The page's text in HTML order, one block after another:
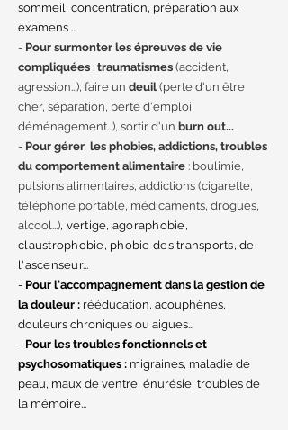
sommeil, concentration, préparation aux
examens ...
- Pour surmonter les épreuves de vie
compliquées : traumatismes (accident,
agression...), faire un deuil (perte d'un être
cher, séparation, perte d'emploi,
déménagement...), sortir d'un burn out...
- Pour gérer les phobies, addictions, troubles
du comportement alimentaire : boulimie,
pulsions alimentaires, addictions (cigarette,
téléphone portable, médicaments, drogues,
alcool...)​, vertige, agoraphobie,
claustrophobie, phobie des transports, de
l'ascenseur...
- Pour l'accompagnement dans la gestion de
la douleur : rééducation, acouphènes,
douleurs chroniques ou aigues...
- Pour les troubles fonctionnels et
psychosomatiques : migraines, maladie de
peau, maux de ventre, énurésie, troubles de
la mémoire...